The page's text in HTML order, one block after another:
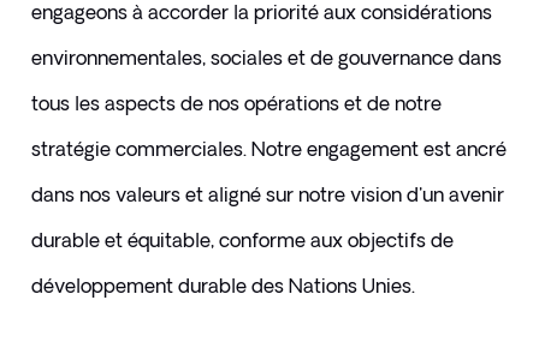
engageons à accorder la priorité aux considérations
environnementales, sociales et de gouvernance dans
tous les aspects de nos opérations et de notre
stratégie commerciales. Notre engagement est ancré
dans nos valeurs et aligné sur notre vision d'un avenir
durable et équitable, conforme aux objectifs de
développement durable des Nations Unies.